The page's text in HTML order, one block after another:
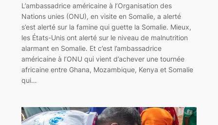
L’ambassadrice américaine à l’Organisation des
Nations unies (ONU), en visite en Somalie, a alerté
s’est alerté sur la famine qui guette la Somalie. Mieux,
les États-Unis ont alerté sur le niveau de malnutrition
alarmant en Somalie. Et c’est l’ambassadrice
américaine à l’ONU qui vient d’achever une tournée
africaine entre Ghana, Mozambique, Kenya et Somalie
qui…